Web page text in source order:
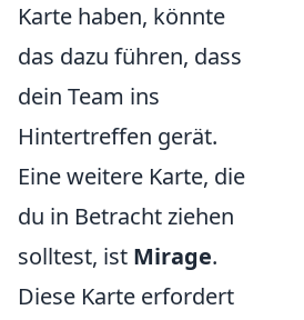
Karte haben, könnte
das dazu führen, dass
dein Team ins
Hintertreffen gerät.
Eine weitere Karte, die
du in Betracht ziehen
solltest, ist Mirage.
Diese Karte erfordert